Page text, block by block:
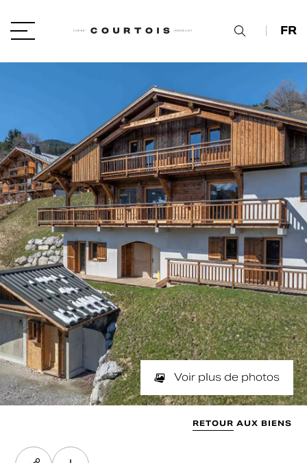
LOCALISATION
TYPE DE BIEN
type de bien
BUDGET
min / max
VOTRE BUDGET
Min Max
PIÈCES
min / max
NOMBRE DE PIÈCES
Min Max
SURFACE
min / max
SURFACE SOUHAITÉE
Min Max
Valider
FR
Voir plus de photos
RETOUR AUX BIENS